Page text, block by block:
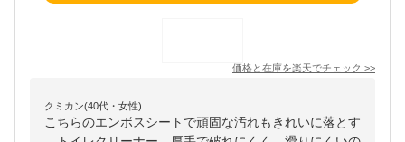
価格と在庫を楽天でチェック >>
クミカン(40代・女性)
こちらのエンボスシートで頑固な汚れもきれいに落とす